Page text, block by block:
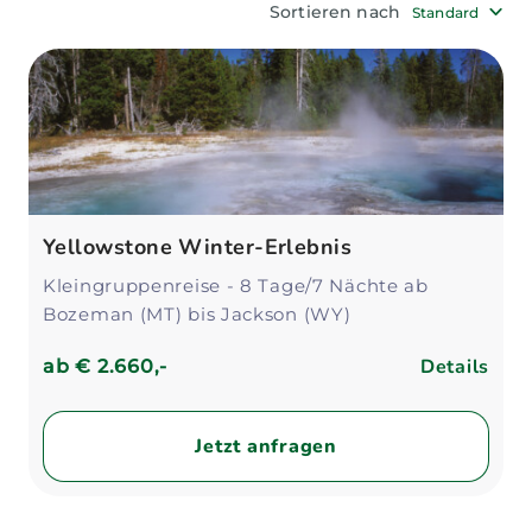
Reiseroute und planen gemeinsam mit dir
deinen Traumurlaub.
Sortieren nach Standard
Yellowstone Winter-Erlebnis
Kleingruppenreise - 8 Tage/7 Nächte ab
Bozeman (MT) bis Jackson (WY)
ab€ 2.660,- Details
Jetzt anfragen